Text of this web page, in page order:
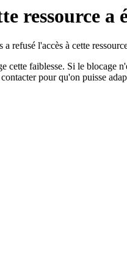
ressource a
refusé l'accès à cette
cette faiblesse. Si le blocage
pour qu'on puisse